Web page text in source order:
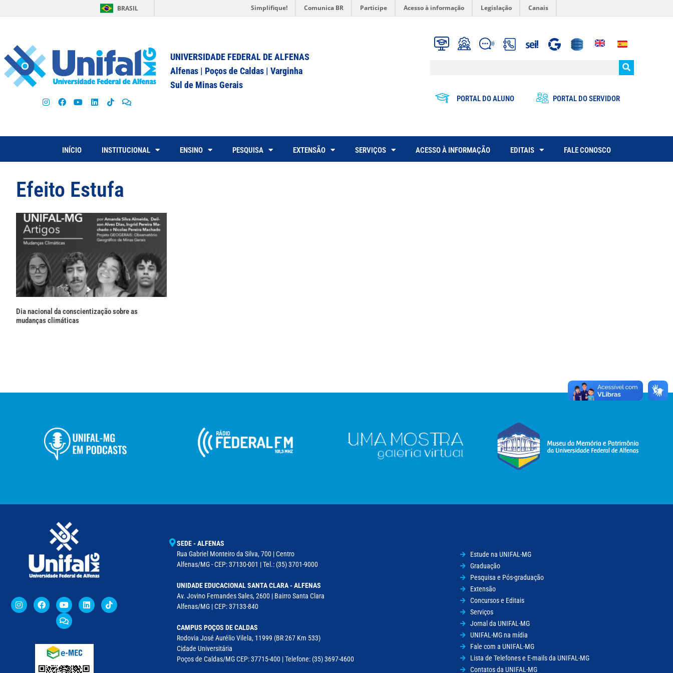
BRASIL Simplifique! Comunica BR Participe Acesso à informação Legislação Canais
UNIVERSIDADE FEDERAL DE ALFENAS
Alfenas | Poços de Caldas | Varginha
Sul de Minas Gerais
PORTAL DO ALUNO PORTAL DO SERVIDOR
INÍCIO INSTITUCIONAL ENSINO PESQUISA EXTENSÃO SERVIÇOS ACESSO À INFORMAÇÃO EDITAIS FALE CONOSCO
Efeito Estufa
Dia nacional da conscientização sobre as
mudanças climáticas
SEDE - ALFENAS
Rua Gabriel Monteiro da Silva, 700 | Centro
Alfenas/MG - CEP: 37130-001 | Tel.: (35) 3701-9000
UNIDADE EDUCACIONAL SANTA CLARA - ALFENAS
Av. Jovino Fernandes Sales, 2600 | Bairro Santa Clara
Alfenas/MG | CEP: 37133-840
CAMPUS POÇOS DE CALDAS
Rodovia José Aurélio Vilela, 11999 (BR 267 Km 533)
Cidade Universitária
Poços de Caldas/MG CEP: 37715-400 | Telefone: (35) 3697-4600
Estude na UNIFAL-MG
Graduação
Pesquisa e Pós-graduação
Extensão
Concursos e Editais
Serviços
Jornal da UNIFAL-MG
UNIFAL-MG na mídia
Fale com a UNIFAL-MG
Lista de Telefones e E-mails da UNIFAL-MG
Contatos da UNIFAL-MG